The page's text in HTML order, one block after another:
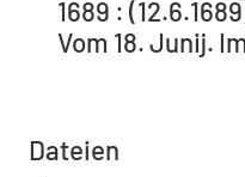
1689 :
Vom 18. Junij.
Dateien